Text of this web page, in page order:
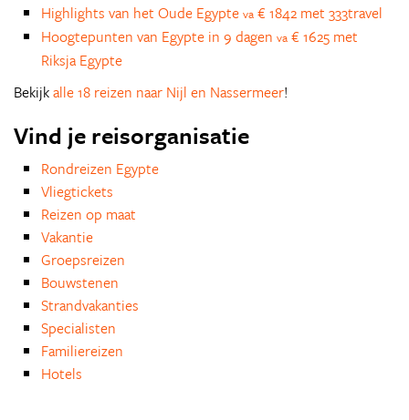
Highlights van het Oude Egypte va € 1842 met 333travel
Hoogtepunten van Egypte in 9 dagen va € 1625 met
Riksja Egypte
Bekijkalle 18 reizen naar Nijl en Nassermeer!
Vind je reisorganisatie
Rondreizen Egypte
Vliegtickets
Reizen op maat
Vakantie
Groepsreizen
Bouwstenen
Strandvakanties
Specialisten
Familiereizen
Hotels